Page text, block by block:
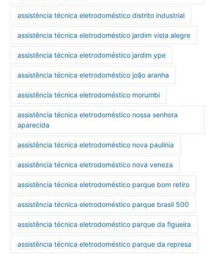
assistência técnica eletrodoméstico distrito industrial
assistência técnica eletrodoméstico jardim vista alegre
assistência técnica eletrodoméstico jardim ype
assistência técnica eletrodoméstico joão aranha
assistência técnica eletrodoméstico morumbi
assistência técnica eletrodoméstico nossa senhora
aparecida
assistência técnica eletrodoméstico nova paulínia
assistência técnica eletrodoméstico nova veneza
assistência técnica eletrodoméstico parque bom retiro
assistência técnica eletrodoméstico parque brasil 500
assistência técnica eletrodoméstico parque da figueira
assistência técnica eletrodoméstico parque da represa